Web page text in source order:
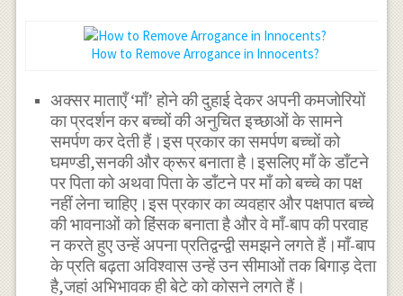
How to Remove Arrogance in Innocents?
अक्सर माताएँ ‘माँ’ होने की दुहाई देकर अपनी कमजोरियों
का प्रदर्शन कर बच्चों की अनुचित इच्छाओं के सामने
समर्पण कर देती हैं।इस प्रकार का समर्पण बच्चों को
घमण्डी,सनकी और क्रूर बनाता है।इसलिए माँ के डाँटने
पर पिता को अथवा पिता के डाँटने पर माँ को बच्चे का पक्ष
नहीं लेना चाहिए।इस प्रकार का व्यवहार और पक्षपात बच्चे
की भावनाओं को हिंसक बनाता है और वे माँ-बाप की परवाह
न करते हुए उन्हें अपना प्रतिद्वन्द्वी समझने लगते हैं।माँ-बाप
के प्रति बढ़ता अविश्वास उन्हें उन सीमाओं तक बिगाड़ देता
है,जहां अभिभावक ही बेटे को कोसने लगते हैं।